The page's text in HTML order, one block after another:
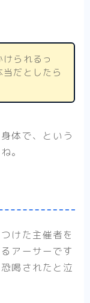
られるっ
だとしたら
体で、という
。
けた主催者を
アーサーです
喝されたと泣